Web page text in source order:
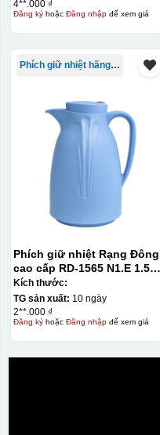
4**.000 ₫
Đăng kýhoặc Đăng nhậpđể xem giá
Phích giữ nhiệt hãng Rạng Đông
Phích giữ nhiệt Rạng Đông
cao cấp RD-1565 N1.E 1.5L
màu xanh dương
Kích thước:
TG sản xuất: 10 ngày
2**.000 ₫
Đăng kýhoặc Đăng nhậpđể xem giá